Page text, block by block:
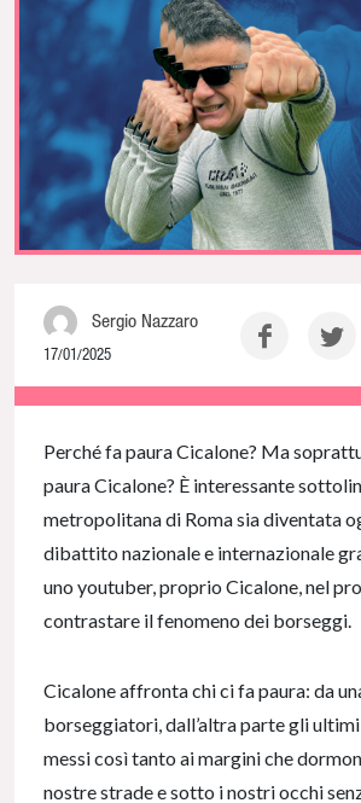
Sergio Nazzaro
17/01/2025
NaN% Complete
Perché fa paura Cicalone? Ma
paura Cicalone? È interessante
metropolitana di Roma sia diventata
dibattito nazionale e internazionale
uno youtuber, proprio Cicalone, nel
contrastare il fenomeno dei borseggi.
Cicalone affronta chi ci fa paura: da
borseggiatori, dall’altra parte gli
messi così tanto ai margini che
nostre strade e sotto i nostri occhi